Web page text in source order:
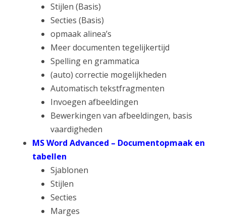
Stijlen (Basis)
Secties (Basis)
opmaak alinea’s
Meer documenten tegelijkertijd
Spelling en grammatica
(auto) correctie mogelijkheden
Automatisch tekstfragmenten
Invoegen afbeeldingen
Bewerkingen van afbeeldingen, basis
vaardigheden
MS Word Advanced – Documentopmaak en
tabellen
Sjablonen
Stijlen
Secties
Marges